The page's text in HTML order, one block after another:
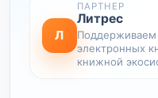
Л
ПАРТНЕР
Литрес
электронных
книжной